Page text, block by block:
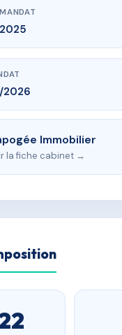
Immobilier
la fiche cabinet →